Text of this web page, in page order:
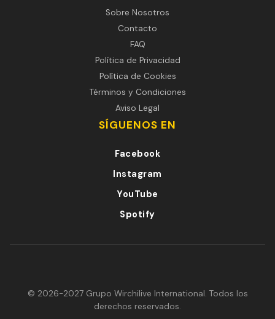
Sobre Nosotros
Contacto
FAQ
Política de Privacidad
Política de Cookies
Términos y Condiciones
Aviso Legal
SÍGUENOS EN
Facebook
Instagram
YouTube
Spotify
© 2026-2027 Grupo Wirchilive International. Todos los
derechos reservados.